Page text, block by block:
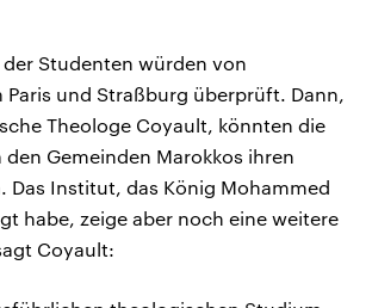
der Studenten würden von
Paris und Straßburg überprüft. Dann,
Theologe Coyault, könnten die
Gemeinden Marokkos ihren
Das Institut, das König Mohammed
habe, zeige aber noch eine weitere
Coyault: